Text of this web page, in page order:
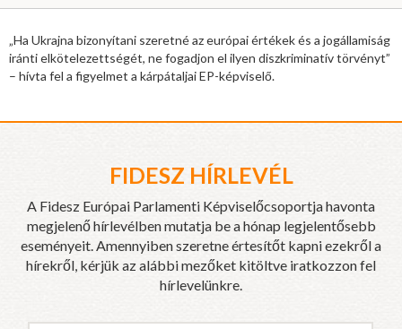
„Ha Ukrajna bizonyítani szeretné az európai értékek és a jogállamiság
iránti elkötelezettségét, ne fogadjon el ilyen diszkriminatív törvényt”
– hívta fel a figyelmet a kárpátaljai EP-képviselő.
FIDESZ HÍRLEVÉL
A Fidesz Európai Parlamenti Képviselőcsoportja havonta
megjelenő hírlevélben mutatja be a hónap legjelentősebb
eseményeit. Amennyiben szeretne értesítőt kapni ezekről a
hírekről, kérjük az alábbi mezőket kitöltve iratkozzon fel
hírlevelünkre.